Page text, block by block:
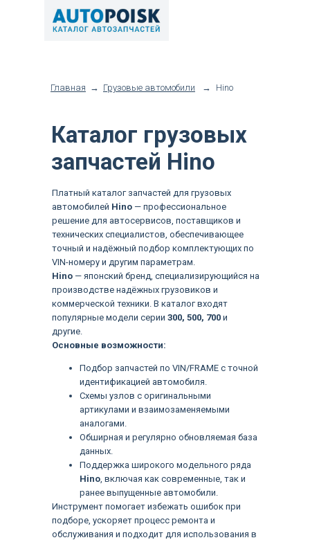
Главная Грузовые автомобили
→ → Hino
Платный каталог запчастей для грузовых
автомобилей Hino — профессиональное
решение для автосервисов, поставщиков и
технических специалистов, обеспечивающее
точный и надёжный подбор комплектующих по
VIN-номеру и другим параметрам.
Hino — японский бренд, специализирующийся на
производстве надёжных грузовиков и
коммерческой техники. В каталог входят
популярные модели серии 300, 500, 700 и
другие.
Основные возможности:
Подбор запчастей по VIN/FRAME с точной
идентификацией автомобиля.
Схемы узлов с оригинальными
артикулами и взаимозаменяемыми
аналогами.
Обширная и регулярно обновляемая база
данных.
Поддержка широкого модельного ряда
Hino, включая как современные, так и
ранее выпущенные автомобили.
Инструмент помогает избежать ошибок при
подборе, ускоряет процесс ремонта и
обслуживания и подходит для использования в
Каталог грузовых
запчастей Hino
Языки